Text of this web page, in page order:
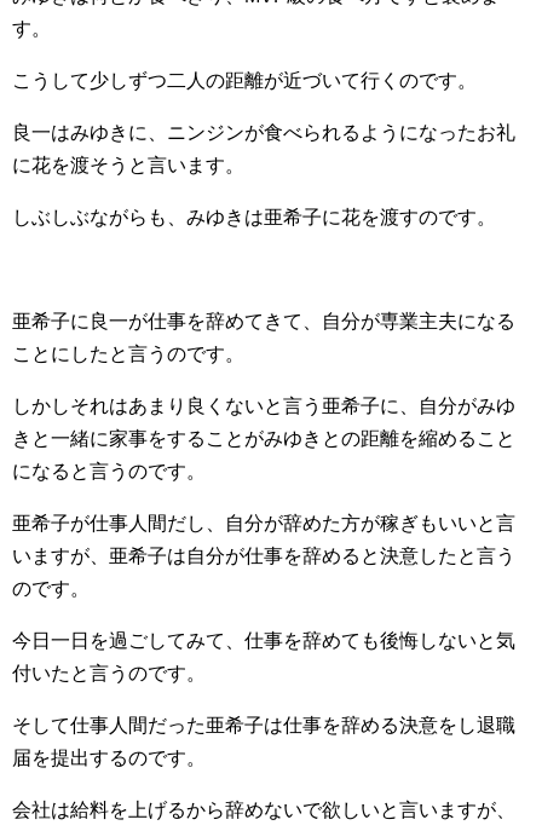
す。
こうして少しずつ二人の距離が近づいて行くのです。
良一はみゆきに、ニンジンが食べられるようになったお礼
に花を渡そうと言います。
しぶしぶながらも、みゆきは亜希子に花を渡すのです。
亜希子に良一が仕事を辞めてきて、自分が専業主夫になる
ことにしたと言うのです。
しかしそれはあまり良くないと言う亜希子に、自分がみゆ
きと一緒に家事をすることがみゆきとの距離を縮めること
になると言うのです。
亜希子が仕事人間だし、自分が辞めた方が稼ぎもいいと言
いますが、亜希子は自分が仕事を辞めると決意したと言う
のです。
今日一日を過ごしてみて、仕事を辞めても後悔しないと気
付いたと言うのです。
そして仕事人間だった亜希子は仕事を辞める決意をし退職
届を提出するのです。
会社は給料を上げるから辞めないで欲しいと言いますが、